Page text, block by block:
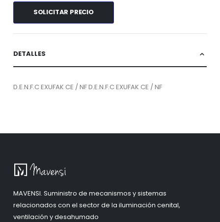
SOLICITAR PRECIO
DETALLES
D.E.N.F.C EXUFAK CE / NF D.E.N.F.C EXUFAK CE / NF
MAVENSI. Suministro de mecanismos y sistemas
relacionados con el sector de la iluminación cenital,
ventilación y desahumado